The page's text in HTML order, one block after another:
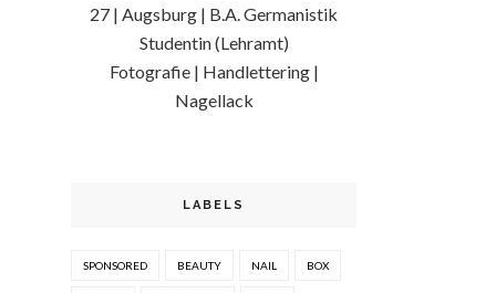
27 | Augsburg | B.A. Germanistik
Studentin (Lehramt)
Fotografie | Handlettering |
Nagellack
LABELS
SPONSORED BEAUTY NAIL BOX